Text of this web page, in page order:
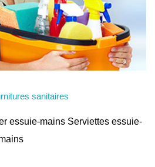
sanitaires
essuie-mains Serviettes essuie-